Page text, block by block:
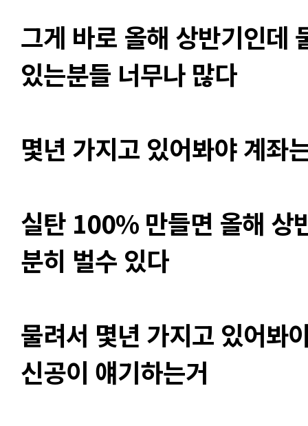
그게 바로 올해 상반기인데
있는분들 너무나 많다
몇년 가지고 있어봐야 계좌
실탄 100% 만들면 올해 상
분히 벌수 있다
물려서 몇년 가지고 있어봐
신공이 얘기하는거